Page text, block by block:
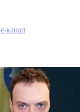
канал